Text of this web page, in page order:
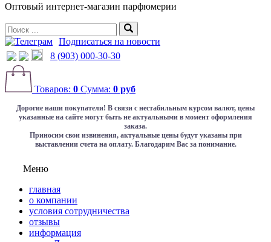
Оптовый интернет-магазин парфюмерии
Подписаться на новости
8 (903) 000-30-30
Товаров: 0 Сумма: 0 руб
Дорогие наши покупатели! В связи с нестабильным курсом валют, цены
указанные на сайте могут быть не актуальными в момент оформления
заказа.
Приносим свои извинения, актуальные цены будут указаны при
выставлении счета на оплату. Благодарим Вас за понимание.
Меню
главная
о компании
условия сотрудничества
отзывы
информация